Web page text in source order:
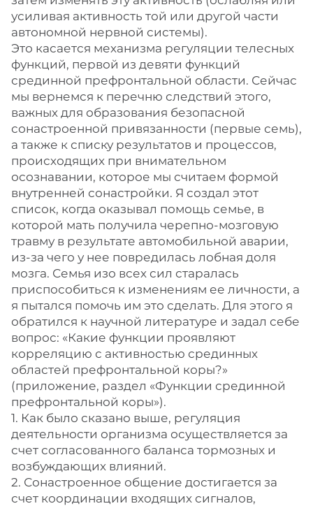
усиливая активность той или другой части
автономной нервной системы).
Это касается механизма регуляции телесных
функций, первой из девяти функций
срединной префронтальной области. Сейчас
мы вернемся к перечню следствий этого,
важных для образования безопасной
сонастроенной привязанности (первые семь),
а также к списку результатов и процессов,
происходящих при внимательном
осознавании, которое мы считаем формой
внутренней сонастройки. Я создал этот
список, когда оказывал помощь семье, в
которой мать получила черепно-мозговую
травму в результате автомобильной аварии,
из-за чего у нее повредилась лобная доля
мозга. Семья изо всех сил старалась
приспособиться к изменениям ее личности, а
я пытался помочь им это сделать. Для этого я
обратился к научной литературе и задал себе
вопрос: «Какие функции проявляют
корреляцию с активностью срединных
областей префронтальной коры?»
(приложение, раздел «Функции срединной
префронтальной коры»).
1. Как было сказано выше, регуляция
деятельности организма осуществляется за
счет согласованного баланса тормозных и
возбуждающих влияний.
2. Сонастроенное общение достигается за
счет координации входящих сигналов,